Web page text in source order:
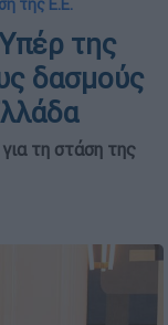
της Ε.Ε.
της
δασμούς
τη στάση της